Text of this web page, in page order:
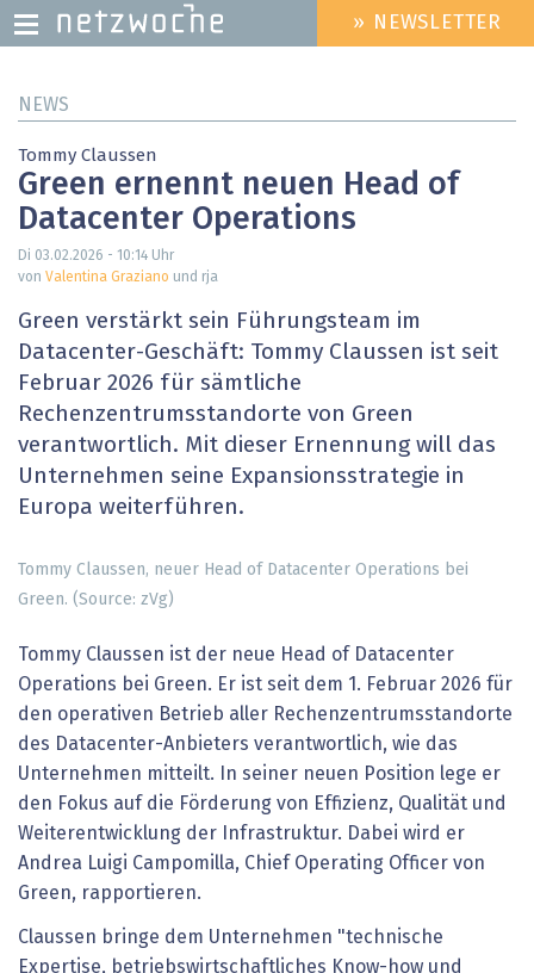
zum
HEADER
MENU
» NEWSLETTER
NEWS
Tommy Claussen
Green ernennt neuen Head of
Datacenter Operations
Di 03.02.2026 - 10:14 Uhr
von Valentina Graziano und rja
Green verstärkt sein Führungsteam im
Datacenter-Geschäft: Tommy Claussen ist seit
Februar 2026 für sämtliche
Rechenzentrumsstandorte von Green
verantwortlich. Mit dieser Ernennung will das
Unternehmen seine Expansionsstrategie in
Europa weiterführen.
Tommy Claussen, neuer Head of Datacenter Operations bei
Green. (Source: zVg)
Tommy Claussen ist der neue Head of Datacenter
Operations bei Green. Er ist seit dem 1. Februar 2026 für
den operativen Betrieb aller Rechenzentrumsstandorte
des Datacenter-Anbieters verantwortlich, wie das
Unternehmen mitteilt. In seiner neuen Position lege er
den Fokus auf die Förderung von Effizienz, Qualität und
Weiterentwicklung der Infrastruktur. Dabei wird er
Andrea Luigi Campomilla, Chief Operating Officer von
Green, rapportieren.
Claussen bringe dem Unternehmen "technische
Expertise, betriebswirtschaftliches Know-how und